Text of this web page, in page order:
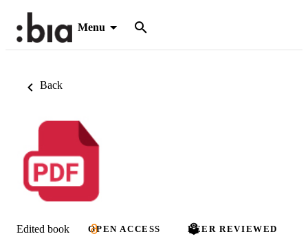
Menu
Back
Edited book OPEN ACCESS PEER REVIEWED